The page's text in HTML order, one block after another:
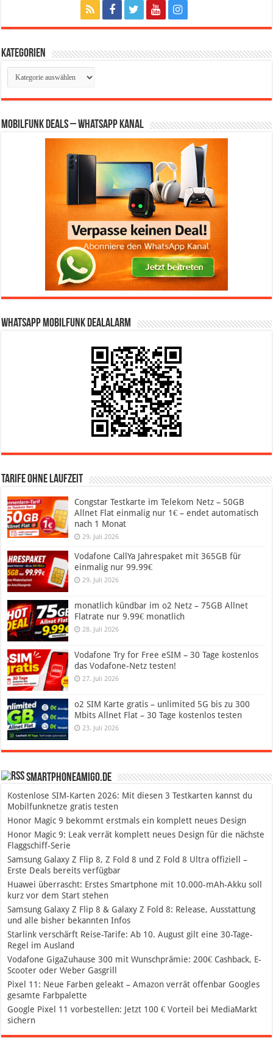
Kategorien
Kategorien
Mobilfunk Deals – WhatsApp Kanal
WhatsApp Mobilfunk DealAlarm
Tarife ohne Laufzeit
Congstar Testkarte im Telekom Netz – 50GB
Allnet Flat einmalig nur 1€ – endet automatisch
nach 1 Monat
29. Juli 2026
Vodafone CallYa Jahrespaket mit 365GB für
einmalig nur 99.99€
29. Juli 2026
monatlich kündbar im o2 Netz – 75GB Allnet
Flatrate nur 9.99€ monatlich
28. Juli 2026
Vodafone Try for Free eSIM – 30 Tage kostenlos
das Vodafone-Netz testen!
27. Juli 2026
o2 SIM Karte gratis – unlimited 5G bis zu 300
Mbits Allnet Flat – 30 Tage kostenlos testen
23. Juli 2026
SmartphoneAmigo.de
Kostenlose SIM-Karten 2026: Mit diesen 3 Testkarten kannst du
Mobilfunknetze gratis testen
Honor Magic 9 bekommt erstmals ein komplett neues Design
Honor Magic 9: Leak verrät komplett neues Design für die nächste
Flaggschiff-Serie
Samsung Galaxy Z Flip 8, Z Fold 8 und Z Fold 8 Ultra offiziell –
Erste Deals bereits verfügbar
Huawei überrascht: Erstes Smartphone mit 10.000-mAh-Akku soll
kurz vor dem Start stehen
Samsung Galaxy Z Flip 8 & Galaxy Z Fold 8: Release, Ausstattung
und alle bisher bekannten Infos
Starlink verschärft Reise-Tarife: Ab 10. August gilt eine 30-Tage-
Regel im Ausland
Vodafone GigaZuhause 300 mit Wunschprämie: 200€ Cashback, E-
Scooter oder Weber Gasgrill
Pixel 11: Neue Farben geleakt – Amazon verrät offenbar Googles
gesamte Farbpalette
Google Pixel 11 vorbestellen: Jetzt 100 € Vorteil bei MediaMarkt
sichern